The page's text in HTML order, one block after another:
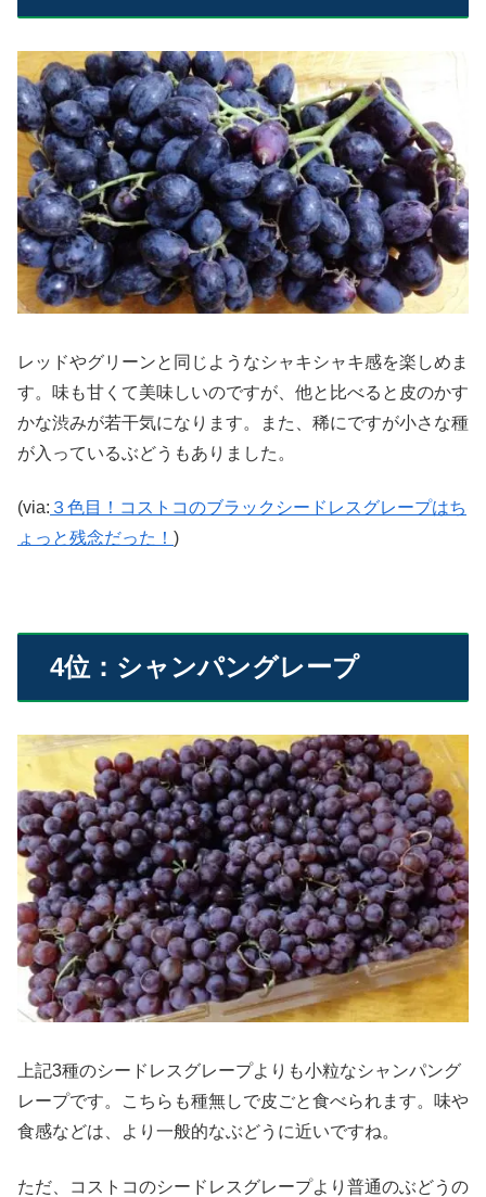
レッドやグリーンと同じようなシャキシャキ感を楽しめま
す。味も甘くて美味しいのですが、他と比べると皮のかす
かな渋みが若干気になります。また、稀にですが小さな種
が入っているぶどうもありました。
(via: ３色目！コストコのブラックシードレスグレープはち
ょっと残念だった！ )
4位：シャンパングレープ
上記3種のシードレスグレープよりも小粒なシャンパング
レープです。こちらも種無しで皮ごと食べられます。味や
食感などは、より一般的なぶどうに近いですね。
ただ、コストコのシードレスグレープより普通のぶどうの